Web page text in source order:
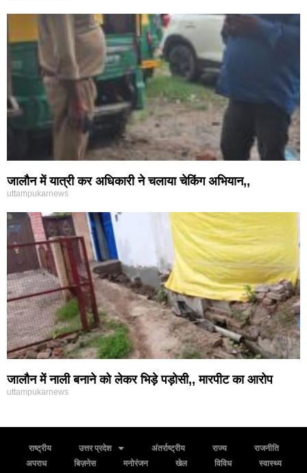
जालौन में यात्री कर अधिकारी ने चलाया चेकिंग अभियान,,
uttampukarnews
जालौन में नाली बनाने को लेकर भिड़े पड़ोसी,, मारपीट का आरोप
uttampukarnews
राष्ट्रीय उत्तर प्रदेश अंतर्राष्ट्रीय राज्य
राजनीति
अपराध
बिज़नेस मनोरंजन खेल विविध स्वास्थ्य